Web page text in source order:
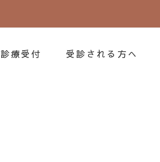
療受付 受診される方へ